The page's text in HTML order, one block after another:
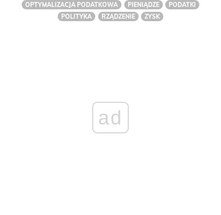
OPTYMALIZACJA PODATKOWA
PIENIĄDZE
PODATKI
POLITYKA
RZĄDZENIE ZYSK
ad